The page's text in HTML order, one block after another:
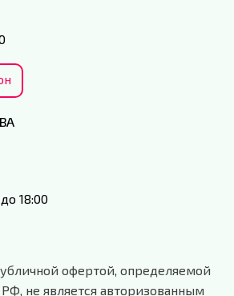
18:00
офертой, определяемой
не является авторизованным